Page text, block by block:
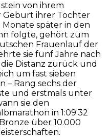
von ihrem
Geburt ihrer Tochter
später in den
folgte, gehört zum
Frauenlauf der
sie fünf Jahre nach
Distanz zurück und
um fast sieben
– Rang sechs der
und erstmals unter
sie den
in 1:09:32
über 10.000